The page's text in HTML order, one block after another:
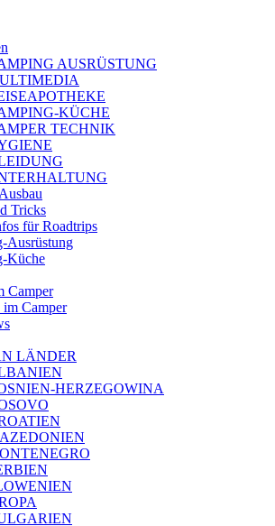
AUSRÜSTUNG
KÜCHE
TECHNIK
Tricks
für Roadtrips
Ausrüstung
Küche
Camper
Camper
LÄNDER
HERZEGOWINA